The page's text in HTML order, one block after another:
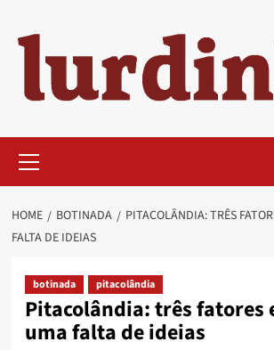
content
Menu
HOME BOTINADA
PITACOLÂNDIA: TRÊS
FALTA DE IDEIAS
botinada pitacolândia
Pitacolândia: três fatores
uma falta de ideias